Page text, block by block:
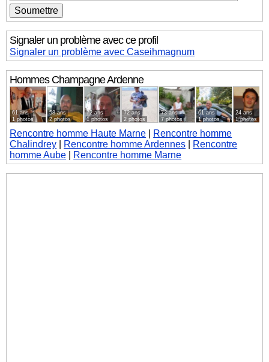
Signaler un problème avec ce profil
Signaler un problème avec Caseihmagnum
HommesChampagne Ardenne
61 ans
1 photos
58 ans
2 photos
72 ans
1 photos
72 ans
2 photos
73 ans
7 photos
61 ans
1 photos
24 ans
1 photos
Rencontre homme Haute Marne
Rencontre homme
Chalindrey
Rencontre homme Ardennes
Rencontre
homme Aube
Rencontre homme Marne